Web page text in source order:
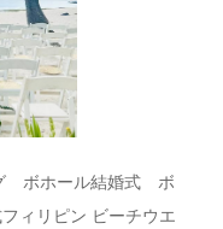
ボホール結婚式 ボ
ィリピン ビーチウエ